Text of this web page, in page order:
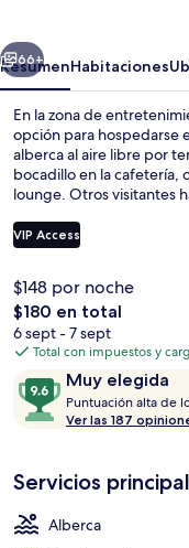
Siguiente
66+
ResumenHabitaciones
En la zona de
opción para hospedarse
alberca al aire libre por
bocadillo en la cafetería,
lounge. Otros visitantes
VIP Access
$148 por noche
El
precio
total
de
$180
$180 en total
6 sept - 7 sept
Total con impuestos y
OpinionesMuy elegida
9.6
de
10,
elegida
Puntuación alta de
Ver las 187
Servicios
Alberca